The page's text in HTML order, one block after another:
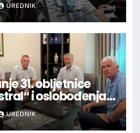
UREDNIK
31. obljetnice
i oslobođenja
HNS-a
UREDNIK